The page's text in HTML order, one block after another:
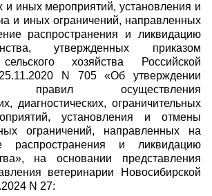
и иных мероприятий, установления и
и иных ограничений, направленных
распространения и ликвидацию
утвержденных приказом
хозяйства Российской
N 705 «Об утверждении
правил осуществления
диагностических, ограничительных
установления и отмены
ограничений, направленных на
распространения и ликвидацию
на основании представления
ветеринарии Новосибирской
N 27: